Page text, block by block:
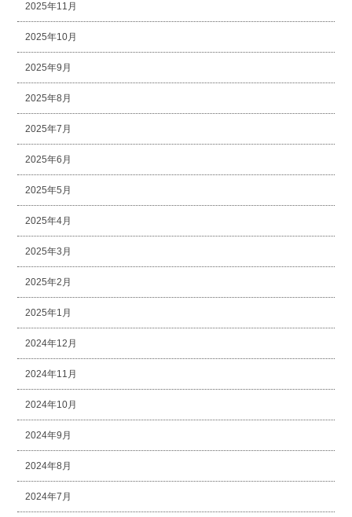
2025年11月
2025年10月
2025年9月
2025年8月
2025年7月
2025年6月
2025年5月
2025年4月
2025年3月
2025年2月
2025年1月
2024年12月
2024年11月
2024年10月
2024年9月
2024年8月
2024年7月